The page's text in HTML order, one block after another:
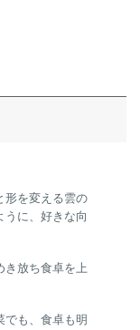
形を変える雲の
うに、好きな向
き放ち食卓を上
でも、食卓も明